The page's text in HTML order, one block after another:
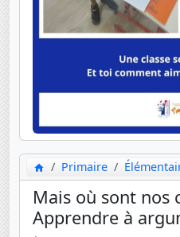
Primaire
Mais où sont nos
Apprendre à